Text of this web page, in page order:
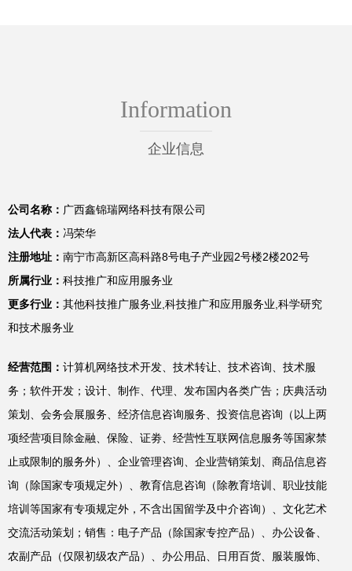
Information
企业信息
公司名称： 广西鑫锦瑞网络科技有限公司
法人代表： 冯荣华
注册地址： 南宁市高新区高科路8号电子产业园2号楼2楼202号
所属行业： 科技推广和应用服务业
更多行业： 其他科技推广服务业,科技推广和应用服务业,科学研究
和技术服务业
经营范围： 计算机网络技术开发、技术转让、技术咨询、技术服
务；软件开发；设计、制作、代理、发布国内各类广告；庆典活动
策划、会务会展服务、经济信息咨询服务、投资信息咨询（以上两
项经营项目除金融、保险、证劵、经营性互联网信息服务等国家禁
止或限制的服务外）、企业管理咨询、企业营销策划、商品信息咨
询（除国家专项规定外）、教育信息咨询（除教育培训、职业技能
培训等国家有专项规定外，不含出国留学及中介咨询）、文化艺术
交流活动策划；销售：电子产品（除国家专控产品）、办公设备、
农副产品（仅限初级农产品）、办公用品、日用百货、服装服饰、